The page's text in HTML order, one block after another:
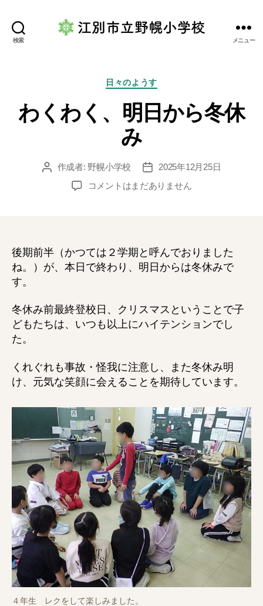
検索
立
幌
小
学
校
メニュー
カ
ゴ
リ
ー
日々のようす
わくわく、明日から冬休
み
投 作成者: 野幌小学校
投
稿
日
2025年12月25日
わ
日
か
ら
み
へ
コメントはまだありません
後期前半（かつては２学期と呼んでおりました
ね。）が、本日で終わり、明日からは冬休みで
す。
冬休み前最終登校日、クリスマスということで子
どもたちは、いつも以上にハイテンションでし
た。
くれぐれも事故・怪我に注意し、また冬休み明
け、元気な笑顔に会えることを期待しています。
４年生 レクをして楽しみました。